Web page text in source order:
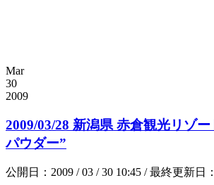
Mar
30
2009
2009/03/28 新潟県 赤倉観光リゾ
パウダー”
公開日：2009 / 03 / 30 10:45 / 最終更新日